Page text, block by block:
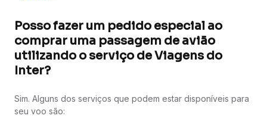
Posso fazer um pedido especial ao
comprar uma passagem de avião
utilizando o serviço de Viagens do
Inter?
Sim. Alguns dos serviços que podem estar disponíveis para
seu voo são: